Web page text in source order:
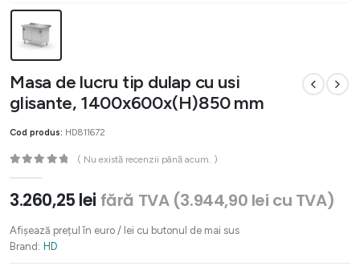
Masa de lucru tip dulap cu usi
glisante, 1400x600x(H)850 mm
Cod produs: HD811672
( Nu există recenzii până acum. )
3.260,25 lei fără TVA (3.944,90 lei cu TVA)
Afișează prețul în euro / lei cu butonul de mai sus
Brand: HD